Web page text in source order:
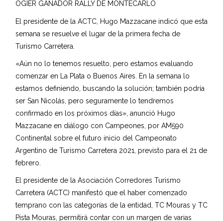
OGIER GANADOR RALLY DE MONTECARLO
El presidente de la ACTC, Hugo Mazzacane indicó que esta
semana se resuelve el lugar de la primera fecha de
Turismo Carretera.
«Aún no lo tenemos resuelto, pero estamos evaluando
comenzar en La Plata o Buenos Aires. En la semana lo
estamos definiendo, buscando la solución; también podría
ser San Nicolás, pero seguramente lo tendremos
confirmado en los próximos días», anunció Hugo
Mazzacane en diálogo con Campeones, por AM590
Continental sobre el futuro inicio del Campeonato
Argentino de Turismo Carretera 2021, previsto para el 21 de
febrero.
El presidente de la Asociación Corredores Turismo
Carretera (ACTC) manifestó que el haber comenzado
temprano con las categorías de la entidad, TC Mouras y TC
Pista Mouras, permitirá contar con un margen de varias